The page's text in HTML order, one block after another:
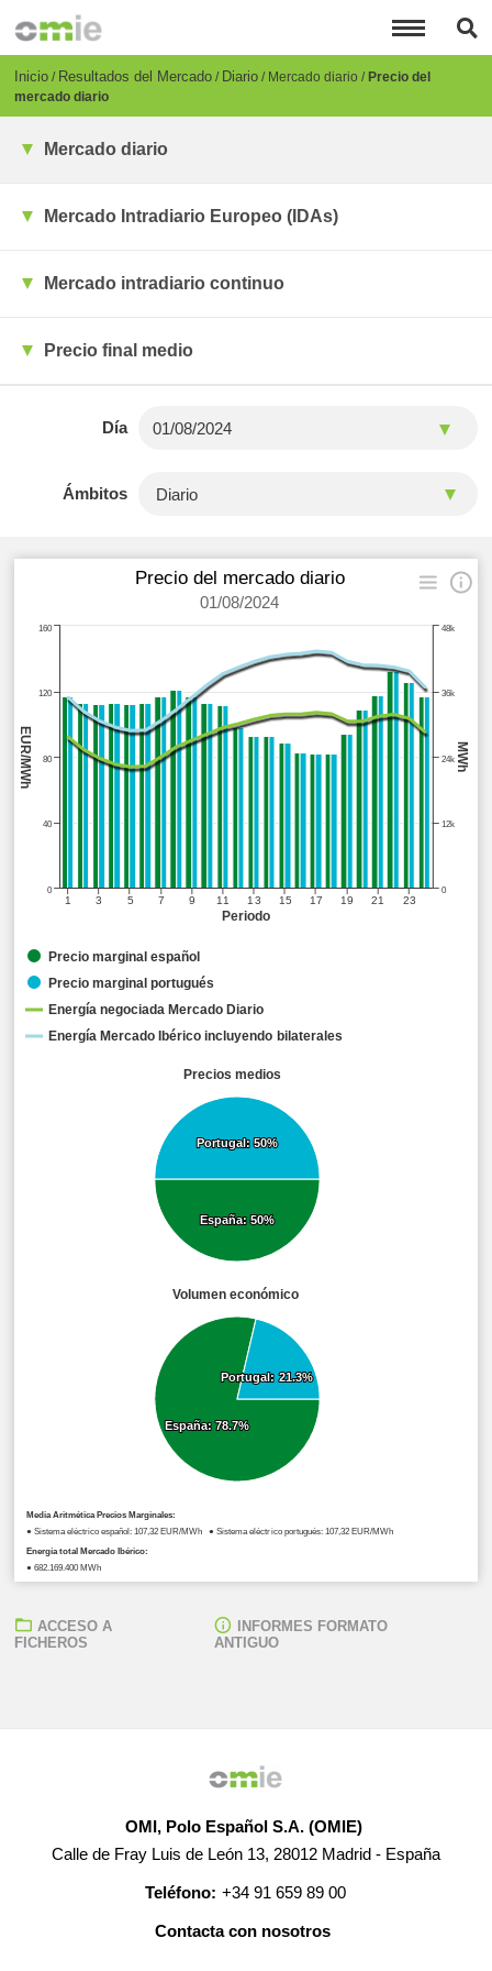
principal
Breadcrumb
Inicio Resultados del Mercado Diario Mercado diario Precio del
mercado diario
Mercado diario
Mercado Intradiario Europeo (IDAs)
Mercado intradiario continuo
Precio final medio
Día
Ámbitos
Precios medios
Volumen económico
Media Aritmética Precios Marginales:
● Sistema eléctrico español: 107,32 EUR/MWh ● Sistema eléctrico portugués: 107,32 EUR/MWh
Energía total Mercado Ibérico:
● 682.169,400 MWh
Periodo
MWh
EUR/MWh
Precio del mercado diario
01/08/2024
España: 50%
España: 50%
Portugal: 50%
Portugal: 50%
España: 78.7%
España: 78.7%
Portugal: 21.3%
Portugal: 21.3%
1 15
3 5 7 9 11 13 17 19 21 23
0
12k
24k
36k
48k
0
120
40
80
160
Precio marginal español
Precio marginal portugués
Energía negociada Mercado Diario
Energía Mercado Ibérico incluyendo bilaterales
ACCESO A
FICHEROS
INFORMES FORMATO
ANTIGUO
OMI, Polo Español S.A. (OMIE)
Calle de Fray Luis de León 13, 28012 Madrid - España
Teléfono: +34 91 659 89 00
Contacta con nosotros